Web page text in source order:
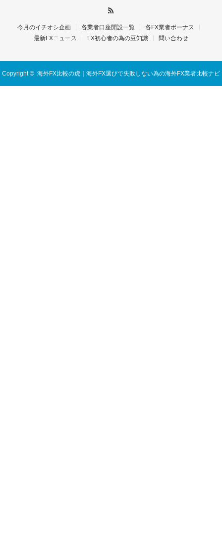
今月のイチオシ企画 各業者口座開設一覧
各FX業者ボーナス
最新FXニュース
FX初心者の為の豆知識 問い合わせ
Copyright © 海外FX比較の虎｜海外FX選びで失敗しない為の海外FX業者比較ナビ